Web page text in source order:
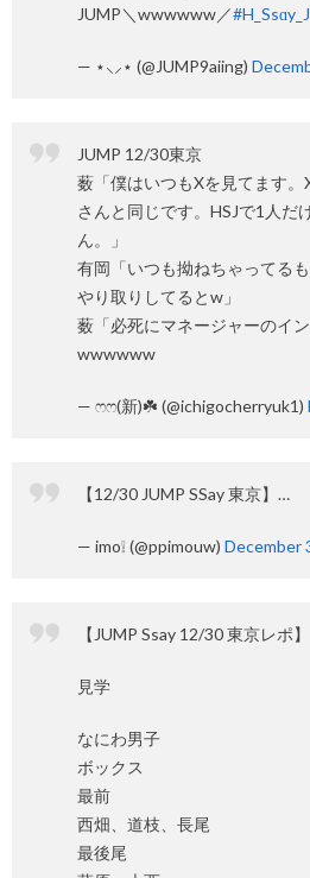
JUMP＼wwwwww／
— ⋆⸜⸝⋆ (@JUMP9aiing)
JUMP 12/30東京
薮「僕はいつもXを見てます
さんと同じです。HSJで1人だ
ん。」
有岡「いつも拗ねちゃってる
やり取りしてるとw」
薮「必死にマネージャーのイ
wwwwww
— ෆෆ(新)☘️ (@ichigocherryuk1)
【12/30 JUMP SSay 東京】…
— imo❕ (@ppimouw) December
【JUMP Ssay 12/30 東京レポ】
見学
なにわ男子
ボックス
最前
西畑、道枝、長尾
最後尾